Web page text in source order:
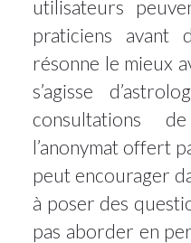
utilisateurs
praticiens
résonne le mieux
s’agisse
consultations
l’anonymat offert
peut encourager
à poser des
pas aborder en